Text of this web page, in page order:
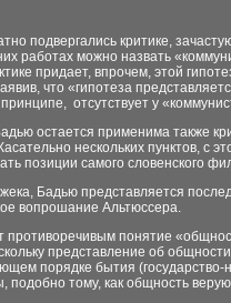
подвергались критике,
работах можно назвать
придает, впрочем, этой
что «гипотеза
принципе, отсутствует у
остается применима также
нескольких пунктов, с
позиции самого словенского
Бадью представляется
вопрошание Альтюссера.
понятие
представление об
порядке бытия
подобно тому, как общность